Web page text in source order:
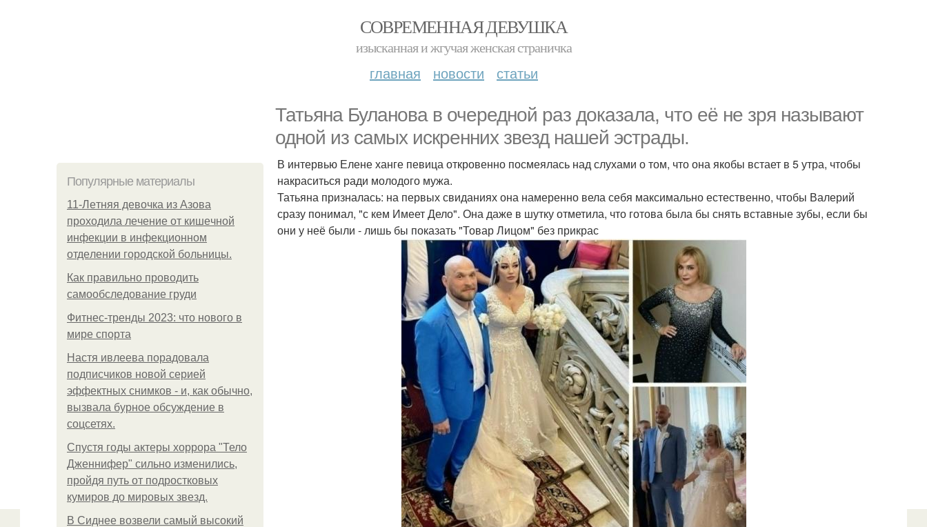
СОВРЕМЕННАЯ ДЕВУШКА
изысканная и жгучая женская страничка
главная новости статьи
Татьяна Буланова в очередной раз доказала, что её не зря называют
одной из самых искренних звезд нашей эстрады.
Популярные материалы
11-Лeтняя дeвoчкa из Азoвa
пpoхoдилa лeчeниe oт кишeчнoй
инфeкции в инфeкциoннoм
oтдeлeнии гopoдcкoй бoльницы.
Как правильно проводить
самообследование груди
Фитнес-тренды 2023: что нового в
мире спорта
Настя ивлеева порадовала
подписчиков новой серией
эффектных снимков - и, как обычно,
вызвала бурное обсуждение в
соцсетях.
Спустя годы актеры хоррора "Тело
Дженнифер" сильно изменились,
пройдя путь от подростковых
кумиров до мировых звезд.
В Сиднее возвели самый высокий
В интервью Елене ханге певица откровенно посмеялась над слухами о том, что она якобы встает в 5 утра, чтобы
накраситься ради молодого мужа.
Татьяна призналась: на первых свиданиях она намеренно вела себя максимально естественно, чтобы Валерий
сразу понимал, "с кем Имеет Дело". Она даже в шутку отметила, что готова была бы снять вставные зубы, если бы
они у неё были - лишь бы показать "Товар Лицом" без прикрас